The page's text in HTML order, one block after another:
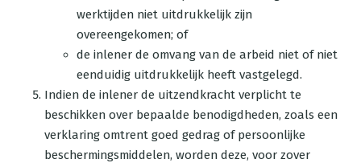
werktijden niet uitdrukkelijk zijn
overeengekomen; of
de inlener de omvang van de arbeid niet of niet
eenduidig uitdrukkelijk heeft vastgelegd.
Indien de inlener de uitzendkracht verplicht te
beschikken over bepaalde benodigdheden, zoals een
verklaring omtrent goed gedrag of persoonlijke
beschermingsmiddelen, worden deze, voor zover